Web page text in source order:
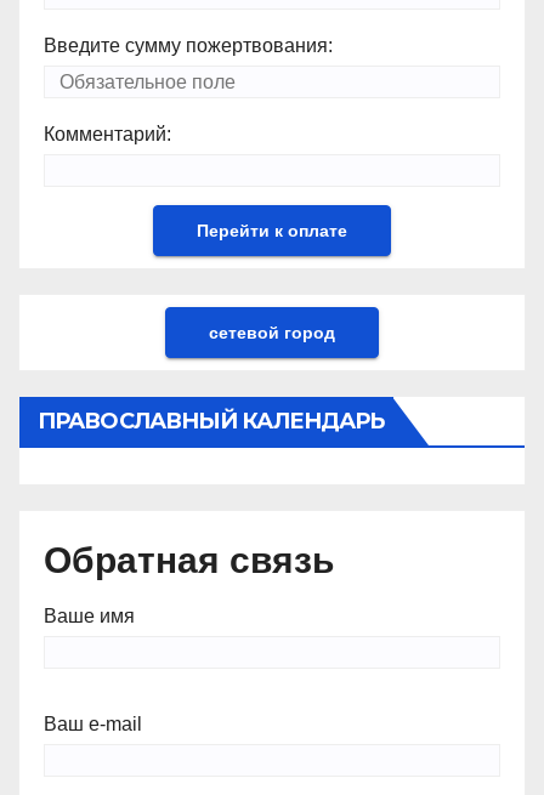
Введите сумму пожертвования:
Комментарий:
сетевой город
ПРАВОСЛАВНЫЙ КАЛЕНДАРЬ
Обратная связь
Ваше имя
Ваш e-mail